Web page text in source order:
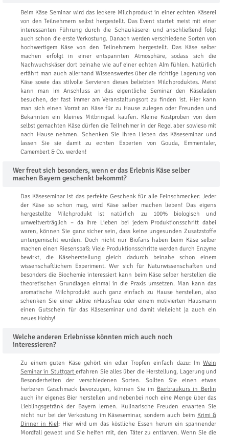
Beim Käse Seminar wird das leckere Milchprodukt in einer echten Käserei
von den Teilnehmern selbst hergestellt. Das Event startet meist mit einer
interessanten Führung durch die Schaukäserei und anschließend folgt
auch schon die erste Verkostung. Danach werden verschiedene Sorten von
hochwertigem Käse von den Teilnehmern hergestellt. Das Käse selber
machen erfolgt in einer entspannten Atmosphäre, sodass sich die
Nachwuchskäser dort beinahe wie auf einer echten Alm fühlen. Natürlich
erfährt man auch allerhand Wissenswertes über die richtige Lagerung von
Käse sowie das stilvolle Servieren dieses beliebten Milchproduktes. Meist
kann man im Anschluss an das eigentliche Seminar den Käseladen
besuchen, der fast immer am Veranstaltungsort zu finden ist. Hier kann
man sich einen Vorrat an Käse für zu Hause zulegen oder Freunden und
Bekannten ein kleines Mitbringsel kaufen. Kleine Kostproben von dem
selbst gemachten Käse dürfen die Teilnehmer in der Regel aber sowieso mit
nach Hause nehmen. Schenken Sie Ihren Lieben das Käseseminar und
lassen Sie sie damit zu echten Experten von Gouda, Emmentaler,
Camembert & Co. werden!
Wer freut sich besonders, wenn er das Erlebnis Käse selber
machen Bayern geschenkt bekommt?
Das Käseseminar ist das perfekte Geschenk für alle Feinschmecker: Jeder
der Käse so schon mag, wird Käse selber machen lieben! Das eigens
hergestellte Milchprodukt ist natürlich zu 100% biologisch und
umweltverträglich – da Ihre Lieben bei jedem Produktionsschritt dabei
waren, können Sie ganz sicher sein, dass keine ungesunden Zusatzstoffe
untergemischt wurden. Doch nicht nur Biofans haben beim Käse selber
machen einen Riesenspaß: Viele Produktionsschritte werden durch Enzyme
bewirkt, die Käseherstellung gleich dadurch beinahe schon einem
wissenschaftlichem Experiment. Wer sich für Naturwissenschaften und
besonders die Biochemie interessiert kann beim Käse selber herstellen die
theoretischen Grundlagen einmal in die Praxis umsetzen. Man kann das
aromatische Milchprodukt auch ganz einfach zu Hause herstellen, also
schenken Sie einer aktive nHausfrau oder einem motivierten Hausmann
einen Gutschein für das Käseseminar und damit vielleicht ja auch ein
neues Hobby!
Welche anderen Erlebnisse könnten mich auch noch
interessieren?
Zu einem guten Käse gehört ein edler Tropfen einfach dazu: Im Wein
Seminar in Stuttgarterfahren Sie alles über die Herstellung, Lagerung und
Besonderheiten der verschiedenen Sorten. Sollten Sie einen etwas
herberen Geschmack bevorzugen, können Sie im Bierbraukurs in Berlin
auch ihr eigenes Bier herstellen und nebenbei noch eine Menge über das
Lieblingsgetränk der Bayern lernen. Kulinarische Freuden erwarten Sie
nicht nur bei der Verkostung im Käseseminar, sondern auch beim Krimi &
Dinner in Kiel: Hier wird um das köstliche Essen herum ein spannender
Mordfall gewebt und Sie helfen mit, den Täter zu entlarven. Wenn Sie die